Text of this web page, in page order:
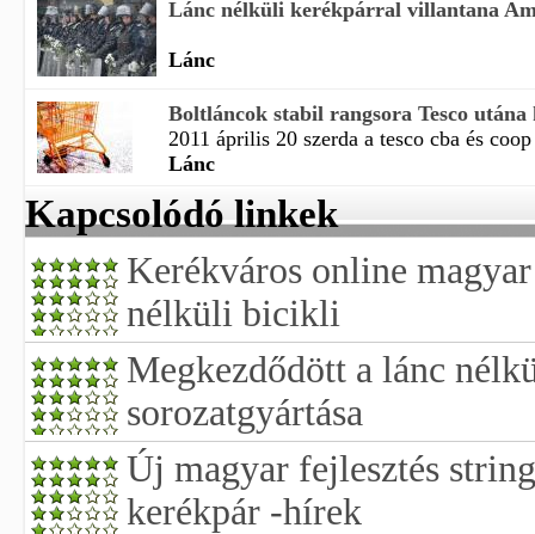
Lánc nélküli kerékpárral villantana
Lánc
Boltláncok stabil rangsora Tesco
2011 április 20 szerda a tesco cba és
Lánc
Kapcsolódó linkek
Kerékváros online
nélküli bicikli
Megkezdődött a lánc
sorozatgyártása
Új magyar fejlesztés
kerékpár -hírek